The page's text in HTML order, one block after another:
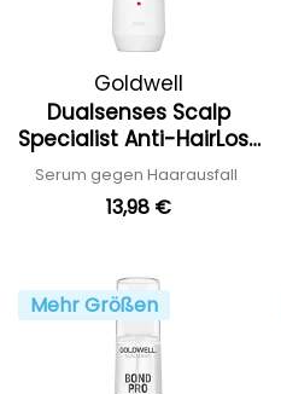
Goldwell
Dualsenses Scalp
Specialist Anti-HairLoss
Serum
Serum gegen Haarausfall
13,98 €
Mehr Größen